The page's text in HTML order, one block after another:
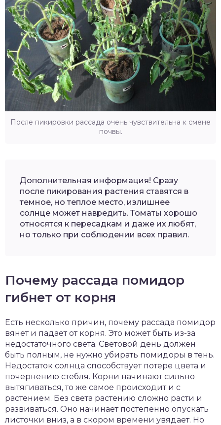
После пикировки рассада очень чувствительна к смене
почвы.
Дополнительная информация! Сразу
после пикирования растения ставятся в
темное, но теплое место, излишнее
солнце может навредить. Томаты хорошо
относятся к пересадкам и даже их любят,
но только при соблюдении всех правил.
Почему рассада помидор
гибнет от корня
Есть несколько причин, почему рассада помидор
вянет и падает от корня. Это может быть из-за
недостаточного света. Световой день должен
быть полным, не нужно убирать помидоры в тень.
Недостаток солнца способствует потере цвета и
почернению стебля. Корни начинают сильно
вытягиваться, то же самое происходит и с
растением. Без света растению сложно расти и
развиваться. Оно начинает постепенно опускать
листочки вниз, а в скором времени увядает. Но